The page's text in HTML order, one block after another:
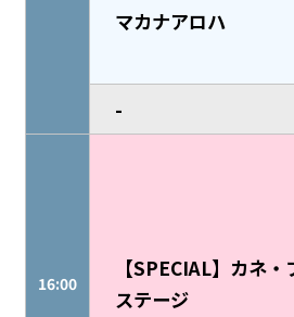
マカナアロハ
-
16:00
【SPECIAL】カネ
ステージ